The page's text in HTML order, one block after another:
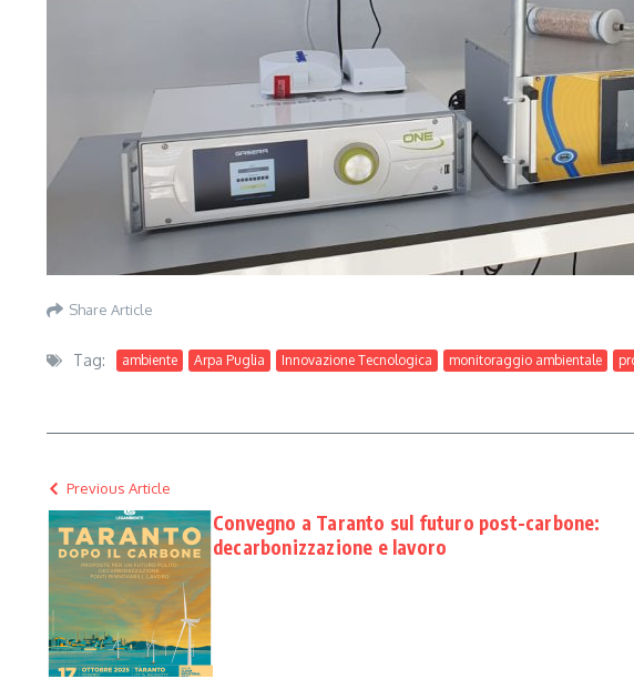
Share Article
Tag: ambiente Arpa Puglia Innovazione Tecnologica monitoraggio ambientale
Previous Article
Convegno a Taranto sul futuro post-carbone:
decarbonizzazione e lavoro